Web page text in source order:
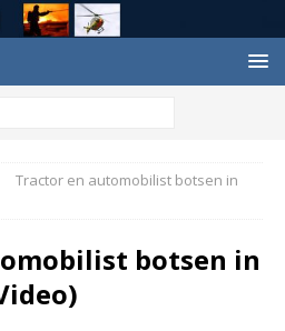
Tractor en automobilist botsen in
botsen in